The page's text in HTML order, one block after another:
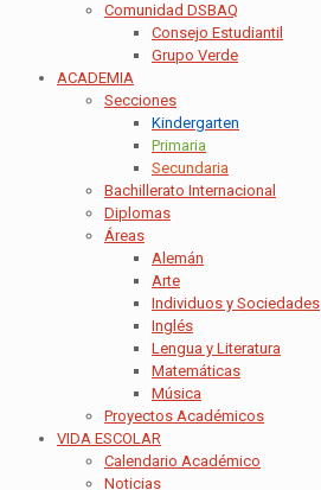
Comunidad DSBAQ
Consejo Estudiantil
Grupo Verde
ACADEMIA
Secciones
Kindergarten
Primaria
Secundaria
Bachillerato Internacional
Diplomas
Áreas
Alemán
Arte
Individuos y Sociedades
Inglés
Lengua y Literatura
Matemáticas
Música
Proyectos Académicos
VIDA ESCOLAR
Calendario Académico
Noticias